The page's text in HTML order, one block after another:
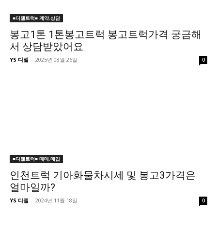
■디젤트럭■ 계약.상담
봉고1톤 1톤봉고트럭 봉고트럭가격 궁금해
서 상담받았어요
YS 디젤 - 2025년 08월 26일 0
■디젤트럭■ 매매.매입
인천트럭 기아화물차시세 및 봉고3가격은
얼마일까?
YS 디젤 - 2024년 11월 18일 0